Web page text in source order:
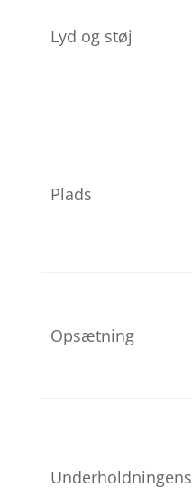
Lyd og støj
Plads
Opsætning
Underholdningens